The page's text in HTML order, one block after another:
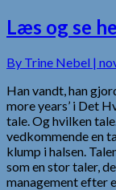
Læs og se
By Trine Nebel |
Han vandt, han
more years’ i Det
tale. Og hvilken
vedkommende en
klump i halsen.
som en stor taler,
management efter